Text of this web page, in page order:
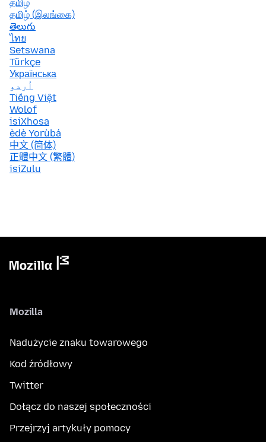
தமிழ்
தமிழ் (இலங்கை)
తెలుగు
ไทย
Setswana
Türkçe
Українська
اُردو
Tiếng Việt
Wolof
isiXhosa
èdè Yorùbá
中文 (简体)
正體中文 (繁體)
isiZulu
Mozilla
Nadużycie znaku towarowego
Kod źródłowy
Twitter
Dołącz do naszej społeczności
Przejrzyj artykuły pomocy